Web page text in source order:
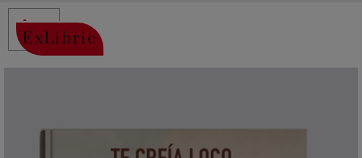
ExLibric